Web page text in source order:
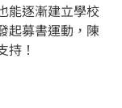
能逐漸建立學校
起募書運動，陳
持！